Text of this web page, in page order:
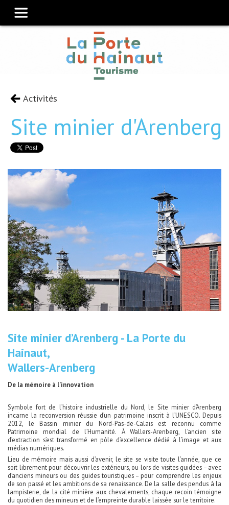
Activités
Site minier d'Arenberg
Site minier d’Arenberg - La Porte du
Hainaut,
Wallers-Arenberg
De la mémoire à l’innovation
Symbole fort de l’histoire industrielle du Nord, le Site minier d’Arenberg
incarne la reconversion réussie d’un patrimoine inscrit à l’UNESCO. Depuis
2012, le Bassin minier du Nord-Pas-de-Calais est reconnu comme
Patrimoine mondial de l’Humanité. À Wallers-Arenberg, l’ancien site
d’extraction s’est transformé en pôle d’excellence dédié à l’image et aux
médias numériques.
Lieu de mémoire mais aussi d’avenir, le site se visite toute l’année, que ce
soit librement pour découvrir les extérieurs, ou lors de visites guidées – avec
d’anciens mineurs ou des guides touristiques – pour comprendre les enjeux
de son passé et les ambitions de sa renaissance. De la salle des pendus à la
lampisterie, de la cité minière aux chevalements, chaque recoin témoigne
du quotidien des mineurs et de l’empreinte durable laissée sur le territoire.